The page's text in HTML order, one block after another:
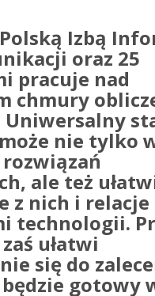
Izbą
oraz 25
pracuje nad
chmury
Uniwersalny
nie tylko
ale też
z nich i relacje
technologii.
ułatwi
się do
gotowy